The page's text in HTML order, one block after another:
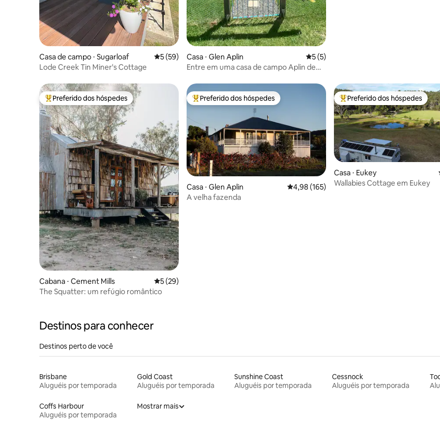
Casa de campo ⋅ Sugarloaf 5 de uma avaliação média de 5, 59 avaliações
5 (59)
Lode Creek Tin Miner's Cottage
Casa ⋅ Glen Aplin 5 de uma avaliação média de 5, 5
5 (5)
Entre em uma casa de campo Aplin de
Entre os melhores preferidos dos hóspedes
Preferido dos hóspedes
Cabana ⋅ Cement Mills 5 de uma avaliação média de 5, 29 avaliações
5 (29)
The Squatter: um refúgio romântico
Entre os melhores preferidos dos hóspedes
Preferido dos hóspedes
Casa ⋅ Glen Aplin 4,98 de uma avaliação média de 5, 165
4,98 (165)
A velha fazenda
Entre os melhores preferidos
Preferido dos hóspedes
Casa ⋅ Eukey
Wallabies Cottage em Eukey
Destinos para conhecer
Destinos perto de você
Brisbane
Aluguéis por temporada
Gold Coast
Aluguéis por temporada
Sunshine Coast
Aluguéis por temporada
Cessnock
Aluguéis por temporada
Coffs Harbour
Aluguéis por temporada
Mostrar mais